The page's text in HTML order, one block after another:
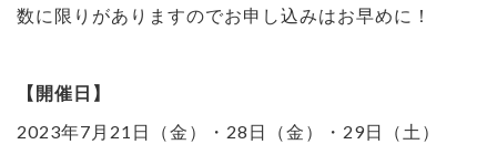
数に限りがありますのでお申し込みはお早めに！
【開催日】
2023年7月21日（金）・28日（金）・29日（土）